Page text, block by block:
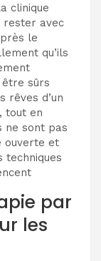
clinique
rester avec
le
qu’ils
sûrs
rêves d’un
tout en
ne sont pas
ouverte et
techniques
par
les